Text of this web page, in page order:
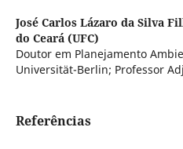
José Carlos Lázaro da Silva
do Ceará (UFC)
Doutor em Planejamento
Universität-Berlin; Professor
Referências